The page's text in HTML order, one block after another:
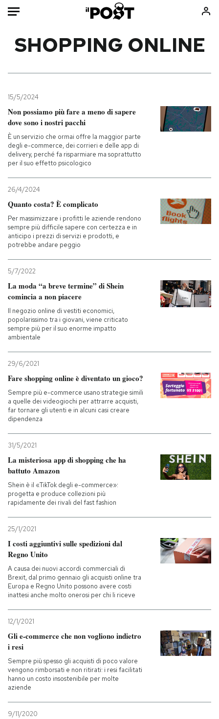
Mondo
Politica
Tecnologia
Internet
Scienza
Cultura
Economia
Consumismi
Ok Boomer!
Media
Altrecose
PODCAST
NEWSLETTER
I MIEI PREFERITI
SHOP
CALENDARIO
AREA PERSONALE
Entra
SHOPPING ONLINE
15/5/2024
Non possiamo più fare a meno di sapere
dove sono i nostri pacchi
È un servizio che ormai offre la maggior parte
degli e-commerce, dei corrieri e delle app di
delivery, perché fa risparmiare ma soprattutto
per il suo effetto psicologico
26/4/2024
Quanto costa? È complicato
Per massimizzare i profitti le aziende rendono
sempre più difficile sapere con certezza e in
anticipo i prezzi di servizi e prodotti, e
potrebbe andare peggio
5/7/2022
La moda “a breve termine” di Shein
comincia a non piacere
Il negozio online di vestiti economici,
popolarissimo tra i giovani, viene criticato
sempre più per il suo enorme impatto
ambientale
29/6/2021
Fare shopping online è diventato un gioco?
Sempre più e-commerce usano strategie simili
a quelle dei videogiochi per attrarre acquisti,
far tornare gli utenti e in alcuni casi creare
dipendenza
31/5/2021
La misteriosa app di shopping che ha
battuto Amazon
Shein è il «TikTok degli e-commerce»:
progetta e produce collezioni più
rapidamente dei rivali del fast fashion
25/1/2021
I costi aggiuntivi sulle spedizioni dal
Regno Unito
A causa dei nuovi accordi commerciali di
Brexit, dal primo gennaio gli acquisti online tra
Europa e Regno Unito possono avere costi
inattesi anche molto onerosi per chi li riceve
12/1/2021
Gli e-commerce che non vogliono indietro
i resi
Sempre più spesso gli acquisti di poco valore
vengono rimborsati e non ritirati: i resi facilitati
hanno un costo insostenibile per molte
aziende
9/11/2020